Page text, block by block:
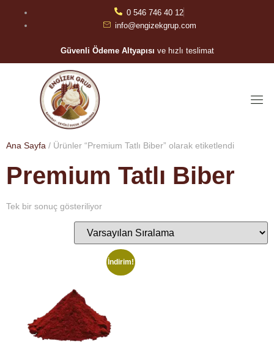
0 546 746 40 12
info@engizekgrup.com
Güvenli Ödeme Altyapısı ve hızlı teslimat
Ana Sayfa / Ürünler “Premium Tatlı Biber” olarak etiketlendi
Premium Tatlı Biber
Tek bir sonuç gösteriliyor
İndirim!